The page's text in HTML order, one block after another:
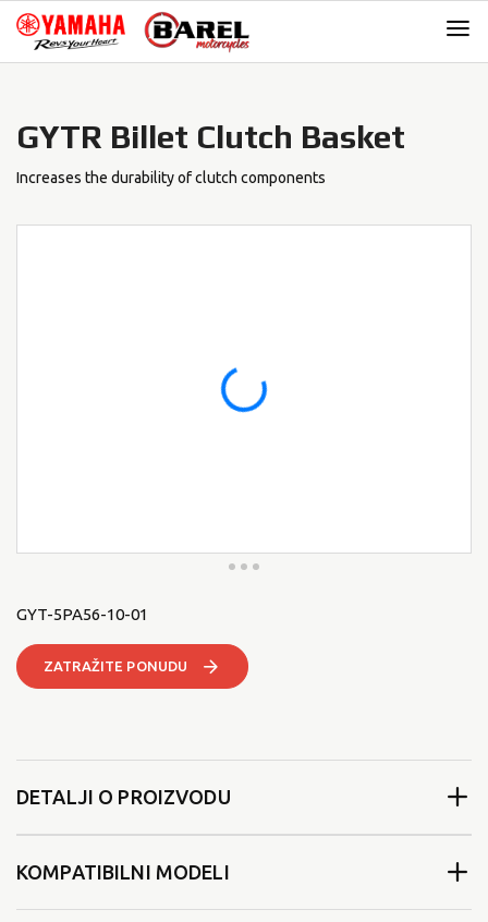
Skip
navigation
Skip
content
GYTR Billet Clutch Basket
Increases the durability of clutch components
GYT-5PA56-10-01
ZATRAŽITE PONUDU
DETALJI O PROIZVODU
KOMPATIBILNI MODELI